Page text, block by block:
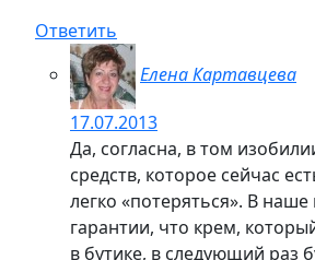
Ответить
Елена Картавцева
17.07.2013
Да, согласна, в том
средств, которое сейчас
легко «потеряться». В
гарантии, что крем,
в бутике, в следующий раз